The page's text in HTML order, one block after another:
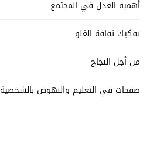
أهمية العدل في المجتمع
تفكيك ثقافة الغلو
من أجل النجاح
صفحات في التعليم والنهوض بالشخصية